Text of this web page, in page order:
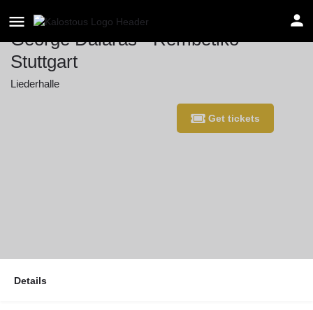
George Dalaras - Rembetiko -
Stuttgart
Liederhalle
Get tickets
Details